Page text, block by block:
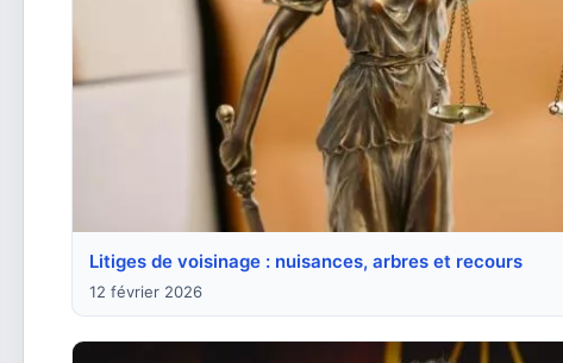
Litiges de voisinage : nuisances, arbres et recours
12 février 2026